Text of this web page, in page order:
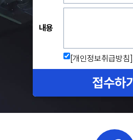
내용
[개인정보취급방침]
접수하기